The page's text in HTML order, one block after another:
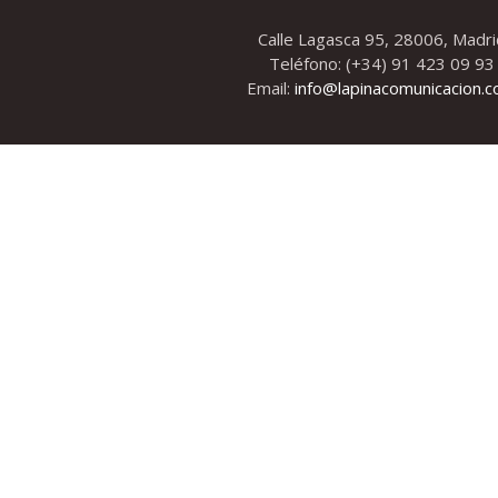
Calle Lagasca 95, 28006,
Teléfono: (+34) 91 423 09 93
Email: